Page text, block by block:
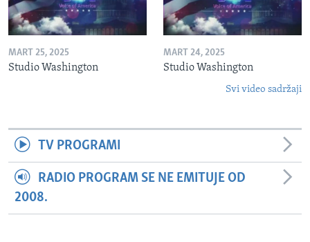
MART 25, 2025
Studio Washington
MART 24, 2025
Studio Washington
Svi video sadržaji
TV PROGRAMI
RADIO PROGRAM SE NE EMITUJE OD
2008.